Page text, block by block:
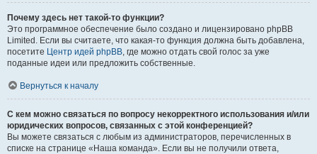
Почему здесь нет такой-то функции?
Это программное обеспечение было создано и лицензировано phpBB
Limited. Если вы считаете, что какая-то функция должна быть добавлена,
посетите Центр идей phpBB, где можно отдать свой голос за уже
поданные идеи или предложить собственные.
Вернуться к началу
С кем можно связаться по вопросу некорректного использования и/или
юридических вопросов, связанных с этой конференцией?
Вы можете связаться с любым из администраторов, перечисленных в
списке на странице «Наша команда». Если вы не получили ответа,